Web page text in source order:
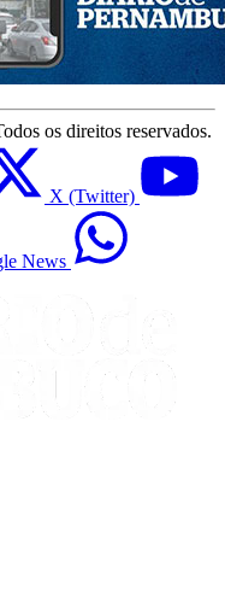
os direitos reservados.
X (Twitter)
News